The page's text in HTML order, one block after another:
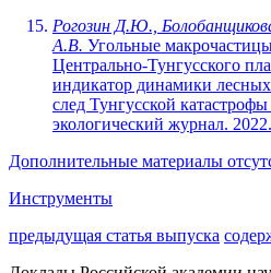
Рогозин Д.Ю.,
А.В. Угольные
Центрально-Тунгусского
индикатор динамики
след Тунгусской
экологический журнал.
Дополнительные материалы
Инструменты
предыдущая статья выпуска